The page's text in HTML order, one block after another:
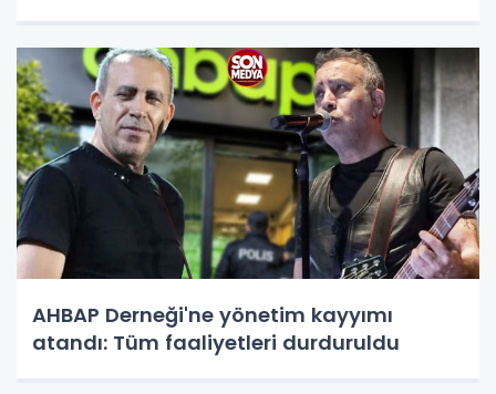
AHBAP Derneği'ne yönetim kayyımı
atandı: Tüm faaliyetleri durduruldu